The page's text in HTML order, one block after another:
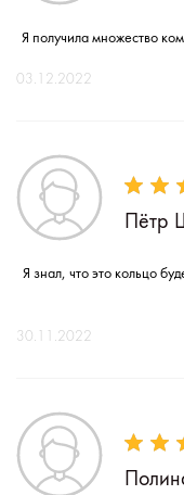
Я получила множество
03.12.2022
Пётр
Я знал, что это кольцо
30.11.2022